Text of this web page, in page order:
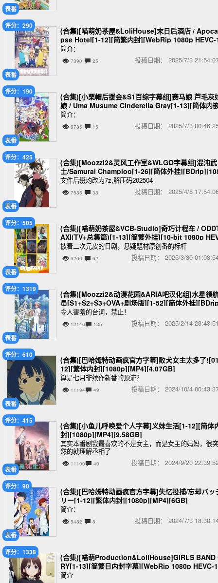
表番
表番
评分：290
(合集)[喵萌奶茶屋&LoliHouse]末日后酒店 /
pse Hotel[1-12][简繁内封][WebRip 1080p HEVC-
bit AAC][MKV][5.82]
简介：
7390 25 投稿日期： 2025/7/3
表番
评分：190
(合集)[小栗帽后援会&S1百综字幕组]赛马娘 芦毛灰
娘 / Uma Musume Cinderella Gray[1-13][简体内
[1080p][MKV][8.73GB]
简介：
6785 15 投稿日期： 2025/7/3
表番
评分：425
(合集)[Moozzi2&灵风工作室&WLGO字幕组]混沌武
士/Samurai Champloo[1-26][简体外挂
p][MKV][21.5GB]
文件后缀均改为7z,解压码202504
7585 38 投稿日期： 2025/4/8
表番
评分：505
(合集)[喵萌奶茶屋&VCB-Studio]奇巧计程车 /
AXI(TV+总集篇)[1-13][简繁外挂][10-bit 1080p
BDRip][MKV][18.7GB]
披着二次元皮的日剧，悬疑题材原创番的标杆
9200 62 投稿日期： 2025/3/30
表番
评分：1319
(合集)[Moozzi2&动漫花园&ARIA吧汉化组]水星领
员[S1+S2+S3+OVA+剧场版][1-52][简体外挂
[1080p][MKV][70.51GB]
令人害羞的台词，禁止！
12146 135 投稿日期： 2025/2/14
表番
评分：610
(合集)[巴哈姆特动画疯官方字幕]败犬女主太多了
12][繁体内封][1080p][MP4][4.07GB]
算是七月非续作新番的顶流？
11194 49 投稿日期： 2024/10/4
表番
评分：415
(合集)[小鱼儿呼唤爱个人字幕]义妹生活[1-12][简体
封][1080p][MP4][9.58GB]
其实本番剧我最喜欢的不是女主，而是女主的妈妈，很突
然的就理解丞相了
11100 40 投稿日期： 2024/9/20
表番
评分：90
(合集)[巴哈姆特动画疯官方字幕]失忆投捕/忘却バッ
リー[1-12][繁体内封][1080p][MP4][6GB]
简介：
5482 8 投稿日期： 2024/7/3
评分：1338
(合集)[喵萌Production&LoliHouse]GIRLS BAND
RY[1-13][简繁日内封字幕][WebRip 1080p HEVC-
bit AAC][MKV][6.75GB]
简介